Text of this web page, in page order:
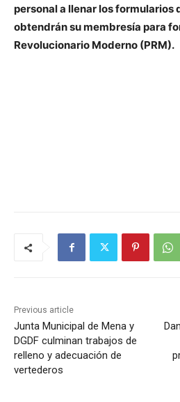
personal a llenar los formularios
obtendrán su membresía para
Revolucionario Moderno (PRM).
Previous article
Junta Municipal de Mena y
DGDF culminan trabajos de
relleno y adecuación de
vertederos